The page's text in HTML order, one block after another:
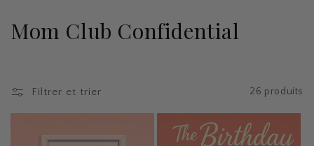
C
l
l
Mom Club Confidential
Filtrer et trier 26 produits